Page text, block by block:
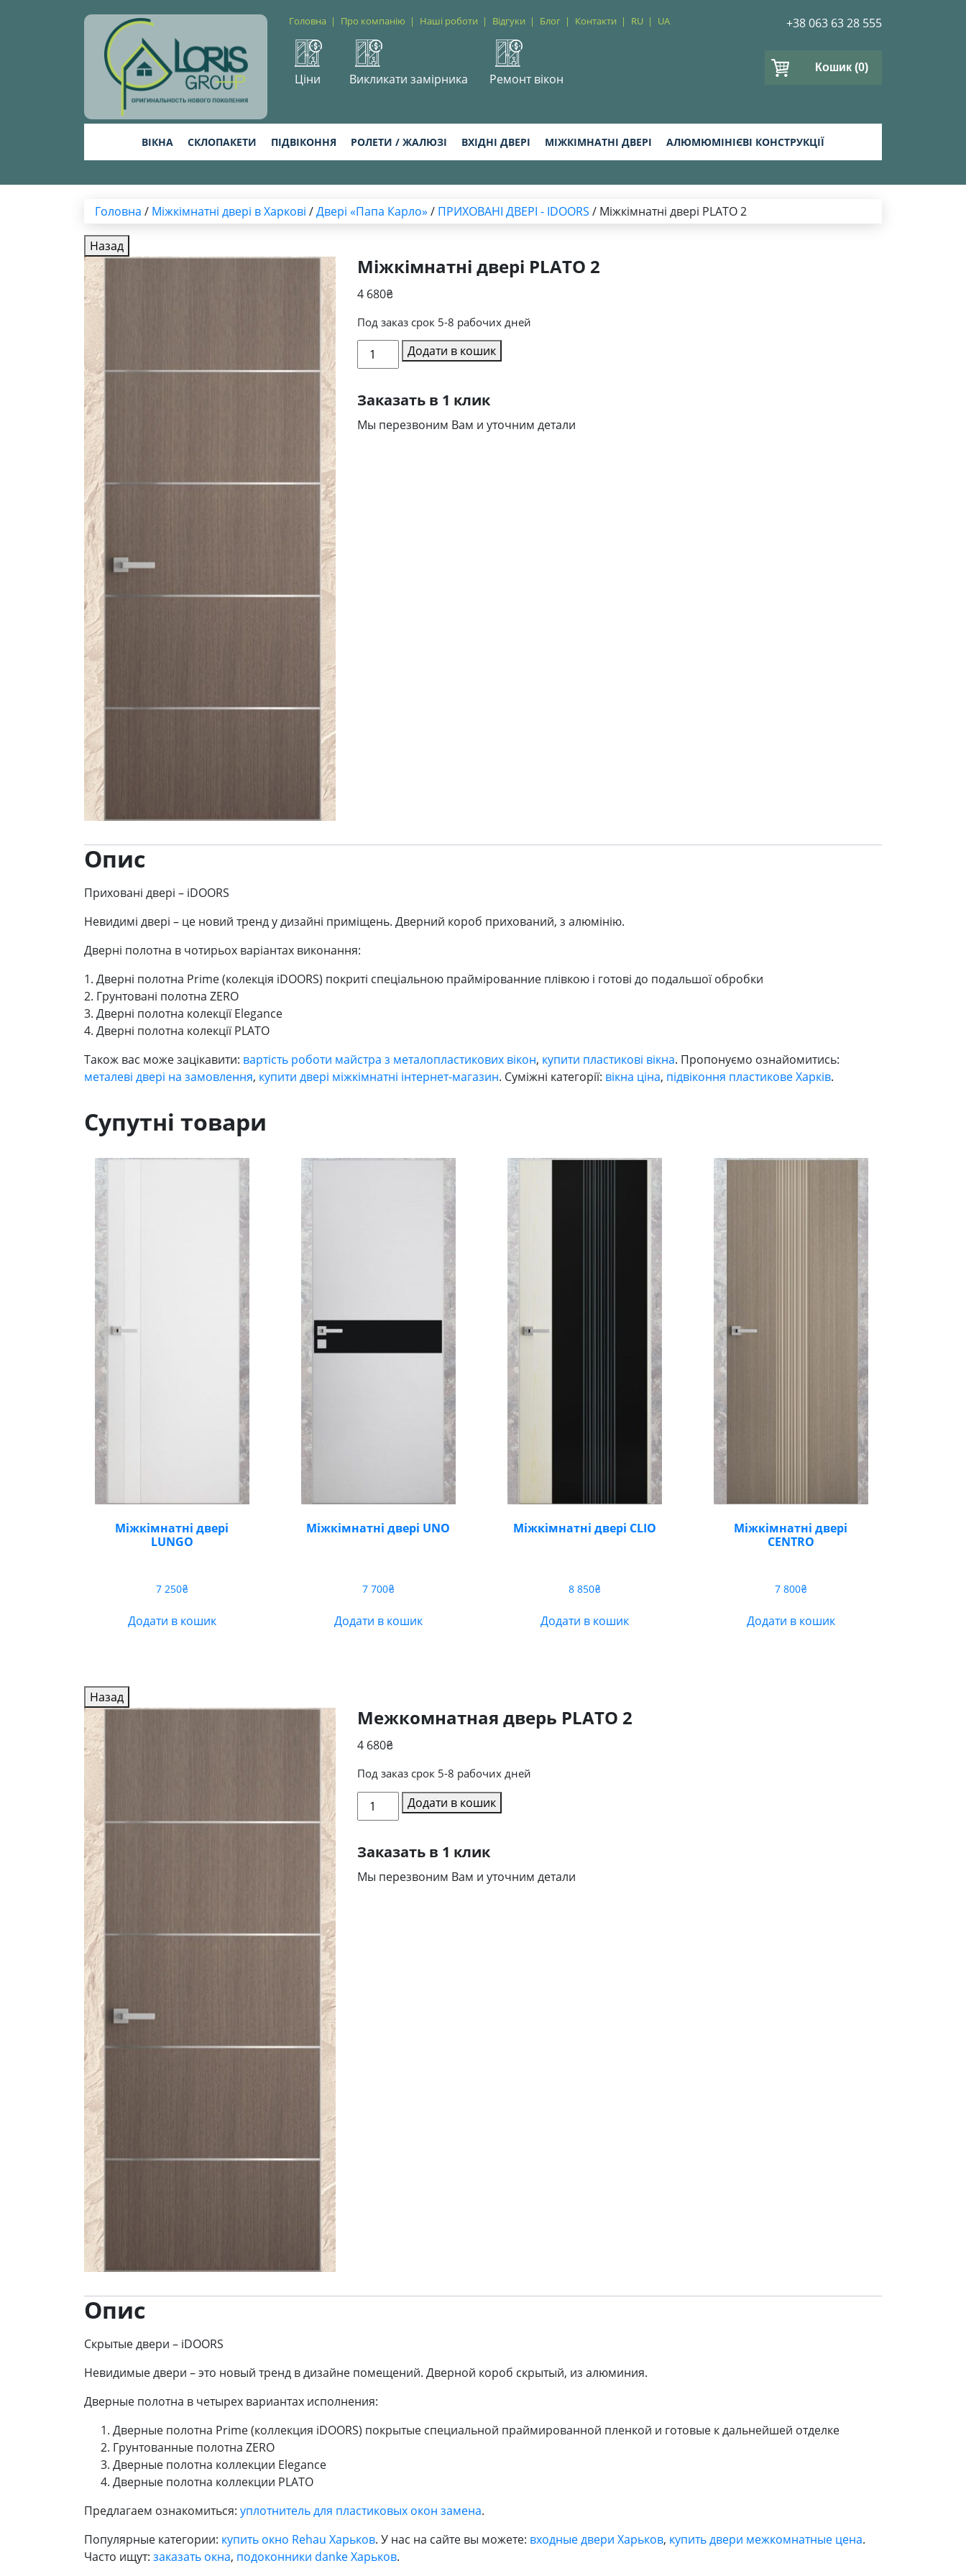
Головна Про компанію Наші роботи Відгуки Блог Контакти RU UA
Ціни Викликати замірника Ремонт вікон
+38 063 63 28 555
Кошик (0)
ВІКНА СКЛОПАКЕТИ ПІДВІКОННЯ РОЛЕТИ / ЖАЛЮЗІ ВХІДНІ ДВЕРІ МІЖКІМНАТНІ ДВЕРІ АЛЮМЮМІНІЄВІ КОНСТРУКЦІЇ
Головна / Міжкімнатні двері в Харкові /Двері «Папа Карло» / ПРИХОВАНІ ДВЕРІ - IDOORS / Міжкімнатні двері PLATO 2
Назад
Міжкімнатні двері PLATO 2
4 680₴
Под заказ срок 5-8 рабочих дней
Міжкімнатні
двері
2
кількість
Додати в кошик
Заказать в 1 клик
Мы перезвоним Вам и уточним детали
Опис
Приховані двері – iDOORS
Невидимі двері – це новий тренд у дизайні приміщень. Дверний короб прихований, з алюмінію.
Дверні полотна в чотирьох варіантах виконання:
1. Дверні полотна Prime (колекція iDOORS) покриті спеціальною праймірованние плівкою і готові до подальшої обробки
2. Грунтовані полотна ZERO
3. Дверні полотна колекції Elegance
4. Дверні полотна колекції PLATO
Також вас може зацікавити: вартість роботи майстра з металопластикових вікон, купити пластикові вікна. Пропонуємо ознайомитись:
металеві двері на замовлення, купити двері міжкімнатні інтернет-магазин. Суміжні категорії: вікна ціна, підвіконня пластикове Харків.
Супутні товари
Міжкімнатні двері
LUNGO
7 250₴
Додати в кошик
Міжкімнатні двері UNO
7 700₴
Додати в кошик
Міжкімнатні двері CLIO
8 850₴
Додати в кошик
Міжкімнатні двері
CENTRO
7 800₴
Додати в кошик
Назад
Межкомнатная дверь PLATO 2
4 680₴
Под заказ срок 5-8 рабочих дней
Межкомнатная
дверь
2
кількість
Додати в кошик
Заказать в 1 клик
Мы перезвоним Вам и уточним детали
Опис
Скрытые двери – iDOORS
Невидимые двери – это новый тренд в дизайне помещений. Дверной короб скрытый, из алюминия.
Дверные полотна в четырех вариантах исполнения:
Дверные полотна Prime (коллекция iDOORS) покрытые специальной праймированной пленкой и готовые к дальнейшей отделке
Грунтованные полотна ZERO
Дверные полотна коллекции Elegance
Дверные полотна коллекции PLATO
Предлагаем ознакомиться: уплотнитель для пластиковых окон замена.
Популярные категории: купить окно Rehau Харьков. У нас на сайте вы можете: входные двери Харьков, купить двери межкомнатные цена.
Часто ищут: заказать окна, подоконники danke Харьков.